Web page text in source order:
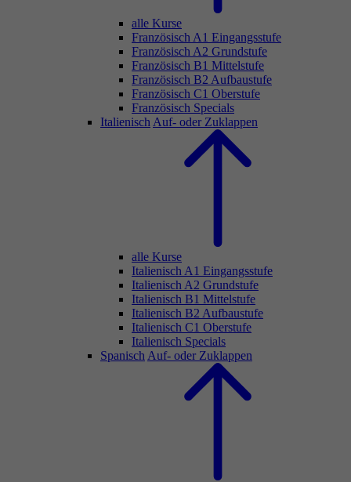
alle Kurse
Französisch A1 Eingangsstufe
Französisch A2 Grundstufe
Französisch B1 Mittelstufe
Französisch B2 Aufbaustufe
Französisch C1 Oberstufe
Französisch Specials
Italienisch Auf- oder Zuklappen
alle Kurse
Italienisch A1 Eingangsstufe
Italienisch A2 Grundstufe
Italienisch B1 Mittelstufe
Italienisch B2 Aufbaustufe
Italienisch C1 Oberstufe
Italienisch Specials
Spanisch Auf- oder Zuklappen